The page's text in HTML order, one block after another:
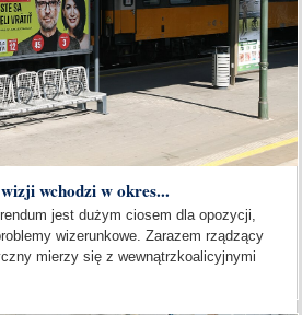
wizji wchodzi w okres...
jest dużym ciosem dla opozycji,
wizerunkowe. Zarazem rządzący
mierzy się z wewnątrzkoalicyjnymi